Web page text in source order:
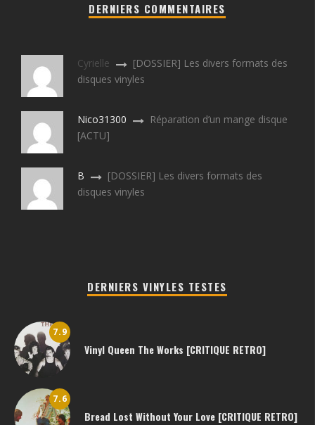
DERNIERS COMMENTAIRES
Cyrielle
[DOSSIER] Les divers formats des
disques vinyles
Nico31300
Réparation d’un mange disque
[ACTU]
B
[DOSSIER] Les divers formats des
disques vinyles
DERNIERS VINYLES TESTES
7.9
Vinyl Queen The Works [CRITIQUE RETRO]
7.6
Bread Lost Without Your Love [CRITIQUE RETRO]